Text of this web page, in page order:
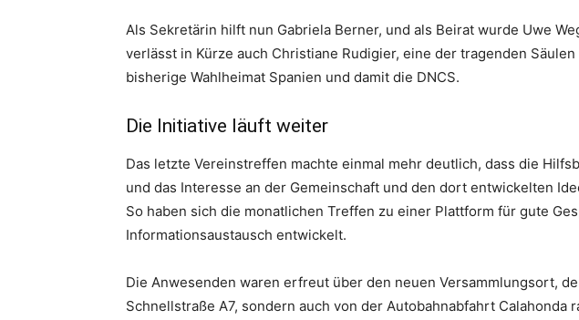
Als Sekretärin hilft nun Gabriela Berner, und als Beirat wurde Uwe
verlässt in Kürze auch Christiane Rudigier, eine der tragenden
bisherige Wahlheimat Spanien und damit die DNCS.
Die Initiative läuft weiter
Das letzte Vereinstreffen machte einmal mehr deutlich, dass die
und das Interesse an der Gemeinschaft und den dort entwickelten
So haben sich die monatlichen Treffen zu einer Plattform für gute
Informationsaustausch entwickelt.
Die Anwesenden waren erfreut über den neuen Versammlungsort,
Schnellstraße A7, sondern auch von der Autobahnabfahrt Calahonda